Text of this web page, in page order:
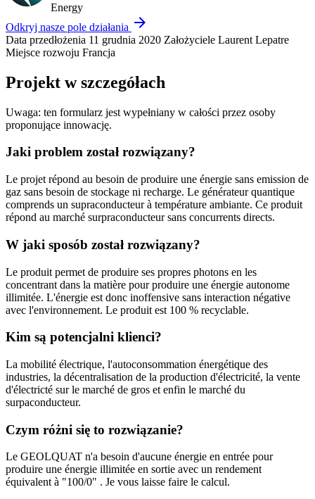
Energy
Odkryj nasze pole działania arrow_forward
Data przedłożenia 11 grudnia 2020 Założyciele Laurent Lepatre
Miejsce rozwoju Francja
Projekt w szczegółach
Uwaga: ten formularz jest wypełniany w całości przez osoby
proponujące innowację.
Jaki problem został rozwiązany?
Le projet répond au besoin de produire une énergie sans emission de
gaz sans besoin de stockage ni recharge. Le générateur quantique
comprends un supraconducteur à température ambiante. Ce produit
répond au marché surpraconducteur sans concurrents directs.
W jaki sposób został rozwiązany?
Le produit permet de produire ses propres photons en les
concentrant dans la matière pour produire une énergie autonome
illimitée. L'énergie est donc inoffensive sans interaction négative
avec l'environnement. Le produit est 100 % recyclable.
Kim są potencjalni klienci?
La mobilité électrique, l'autoconsommation énergétique des
industries, la décentralisation de la production d'électricité, la vente
d'électricté sur le marché de gros et enfin le marché du
surpaconducteur.
Czym różni się to rozwiązanie?
Le GEOLQUAT n'a besoin d'aucune énergie en entrée pour
produire une énergie illimitée en sortie avec un rendement
équivalent à "100/0" . Je vous laisse faire le calcul.